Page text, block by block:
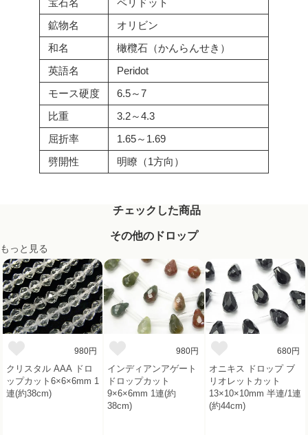
鉱物名
オリビン
和名
橄欖石（かんらんせき）
英語名
Peridot
モース硬度
6.5～7
比重
3.2～4.3
屈折率
1.65～1.69
劈開性
明瞭（1方向）
チェックした商品
その他のドロップ
もっと見る
980円
クリスタル AAA ドロ
ップカット6×6×6mm 1
連(約38cm)
980円
インディアンアゲート
ドロップカット
9×6×6mm 1連(約
38cm)
680円
オニキス ドロップ ブ
リオレットカット
13×10×10mm 半連/1連
(約44cm)